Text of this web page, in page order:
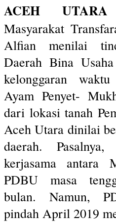
ACEH
Masyarakat
Alfian menilai
Daerah Bina
kelonggaran
Ayam Penyet-
dari lokasi tanah
Aceh Utara dinilai
daerah.
kerjasama antara
PDBU masa
bulan. Namun,
pindah April 2019